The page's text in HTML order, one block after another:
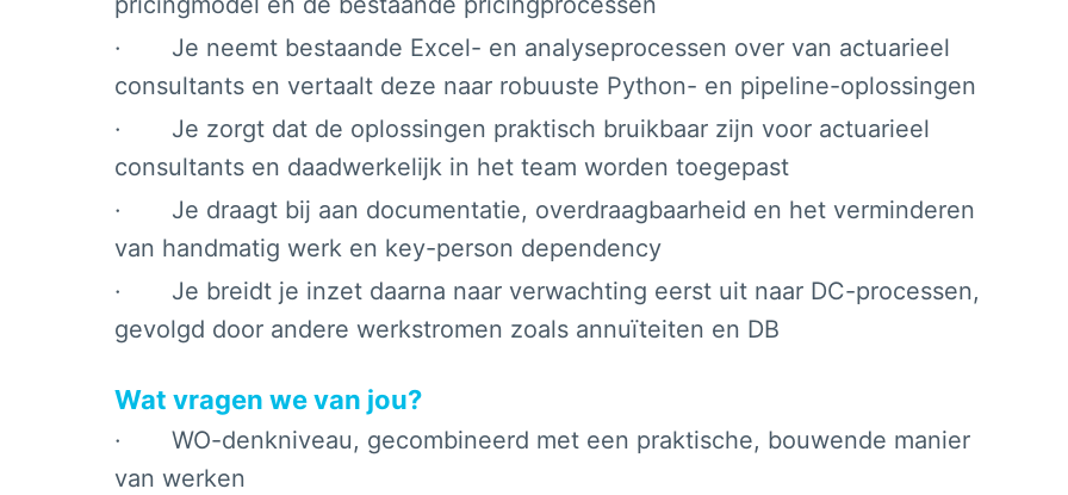
· Je neemt bestaande Excel- en analyseprocessen over van actuarieel
consultants en vertaalt deze naar robuuste Python- en pipeline-oplossingen
· Je zorgt dat de oplossingen praktisch bruikbaar zijn voor actuarieel
consultants en daadwerkelijk in het team worden toegepast
· Je draagt bij aan documentatie, overdraagbaarheid en het verminderen
van handmatig werk en key-person dependency
· Je breidt je inzet daarna naar verwachting eerst uit naar DC-processen,
gevolgd door andere werkstromen zoals annuïteiten en DB
Wat vragen we van jou?
· WO-denkniveau, gecombineerd met een praktische, bouwende manier
van werken